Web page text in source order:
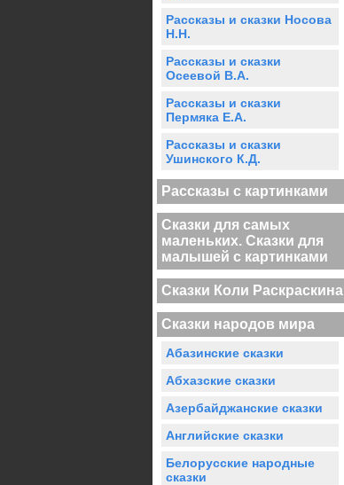
Рассказы и сказки Носова
Н.Н.
Рассказы и сказки
Осеевой В.А.
Рассказы и сказки
Пермяка Е.А.
Рассказы и сказки
Ушинского К.Д.
Рассказы с картинками
Сказки для самых
маленьких. Сказки для
малышей с картинками
Сказки Коли Раскраскина
Сказки народов мира
Абазинские сказки
Абхазские сказки
Азербайджанские сказки
Английские сказки
Белорусские народные
сказки